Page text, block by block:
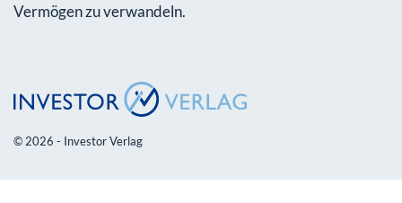
Vermögen zu verwandeln.
© 2026 - Investor Verlag